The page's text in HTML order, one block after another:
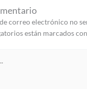
correo electrónico no
están marcados con